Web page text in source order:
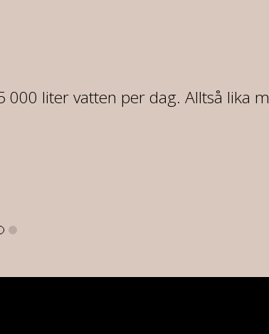
000 liter vatten per dag. Alltså lika